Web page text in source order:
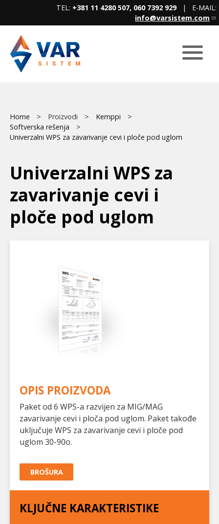
content
TEL: +381 11 4280 507, 060 7392 929| E-MAIL:
info@varsistem.com
Main
menu
Breadcrumb
Home Proizvodi
Kemppi
Softverska rešenja
Univerzalni WPS za zavarivanje cevi i ploče pod uglom
Univerzalni WPS za
zavarivanje cevi i
ploče pod uglom
OPIS PROIZVODA
Paket od 6 WPS-a razvijen za MIG/MAG
zavarivanje cevi i ploča pod uglom. Paket takođe
uključuje WPS za zavarivanje cevi i ploče pod
uglom 30-90o.
BROŠURA
KLJUČNE KARAKTERISTIKE